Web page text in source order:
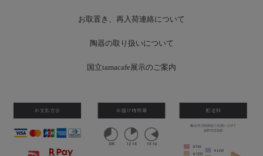
お取置き、再入荷連絡について
陶器の取り扱いについて
国立tamacafe展示のご案内